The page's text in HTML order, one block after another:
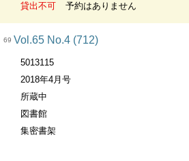
貸出不可 予約はありません
69 Vol.65 No.4 (712)
5013115
2018年4月号
所蔵中
図書館
集密書架